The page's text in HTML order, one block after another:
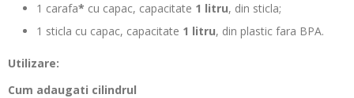
1 carafa* cu capac, capacitate 1 litru, din sticla;
1 sticla cu capac, capacitate 1 litru, din plastic fara BPA.
Utilizare:
Cum adaugati cilindrul